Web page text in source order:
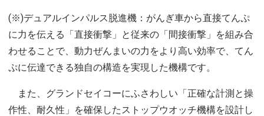
(※)デュアルインパルス脱進機：がんぎ車から直接てんぷ
に力を伝える「直接衝撃」と従来の「間接衝撃」を組み合
わせることで、動力ぜんまいの力をより高い効率で、てん
ぷに伝達できる独自の構造を実現した機構です。
また、グランドセイコーにふさわしい「正確な計測と操
作性、耐久性」を確保したストップウオッチ機構を設計し